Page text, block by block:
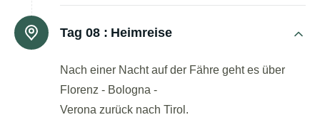
Tag 08 : Heimreise
Nach einer Nacht auf der Fähre geht es über
Florenz - Bologna -
Verona zurück nach Tirol.